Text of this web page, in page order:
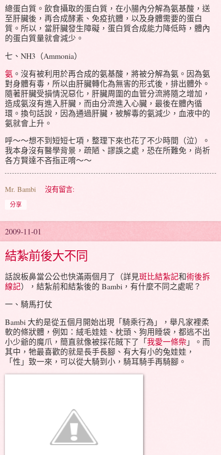
總蛋白質。飲食攝取的蛋白質，在小腸內分解為氨基酸，送
至肝臟後，再合成酵素、免疫抗體，以及身體需要的蛋白
質。所以，當肝臟發生障礙，蛋白質合成能力降低時，體內
的蛋白質量就會減少。
七、NH3（Ammonia）
氨 。沒有被利用於再合成的氨基酸，將被分解為氨。因為氨
對身體有毒，所以由肝臟轉化為無害的形式後，排出體外。
隨著肝臟受損情況惡化，肝臟周圍的血管分流將隨之增加，
造成氨沒有進入肝臟，而由分流進入心臟，最後在體內循
環。換句話說，因為通過肝臟，被解毒的氨減少，血液中的
氨就會上升。
呼～～想不到短短七項，整理下來也花了不少時間（泣）。
我本身沒有醫學背景，疏陋、謬誤之處，恐在所難免，尚祈
各方賢達不吝指正唷～～
Mr. Bambi 沒有留言:
分享
2009-11-01
結紮前後大不同
話說板鼻當公公也快滿兩個月了（詳見斑比結紮記和術後拆
線記），結紮前和結紮後的 Bambi，有什麼不同之處呢？
一、騎馬打仗
Bambi 大約是從五個月開始出現「騎乘行為」，舉凡家裡柔
軟的條狀體，例如：絨毛娃娃、枕頭、狗用睡袋，都逃不出
小少爺的魔爪，簡直就像被採花賊下了「我愛一條柴 」。而
其中，牠最喜歡的就是長手長腳、有大有小的兔娃娃，
「性」致一來，可以從大騎到小，騎耳騎手再騎腳。